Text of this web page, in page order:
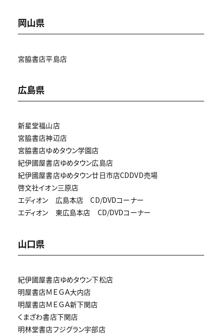
岡山県
宮脇書店平島店
広島県
新星堂福山店
宮脇書店神辺店
宮脇書店ゆめタウン学園店
紀伊國屋書店ゆめタウン広島店
紀伊國屋書店ゆめタウン廿日市店CDDVD売場
啓文社イオン三原店
エディオン 広島本店 CD/DVDコーナー
エディオン 東広島本店 CD/DVDコーナー
山口県
紀伊國屋書店ゆめタウン下松店
明屋書店ＭＥＧＡ大内店
明屋書店ＭＥＧＡ新下関店
くまざわ書店下関店
明林堂書店フジグラン宇部店